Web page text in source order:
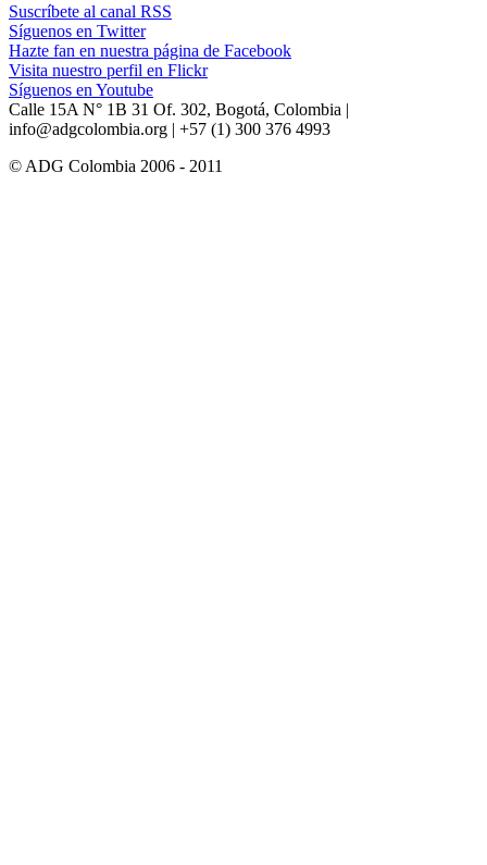
Suscríbete al canal RSS
Síguenos en Twitter
Hazte fan en nuestra página de Facebook
Visita nuestro perfil en Flickr
Síguenos en Youtube
Calle 15A N° 1B 31 Of. 302, Bogotá, Colombia |
info@adgcolombia.org | +57 (1) 300 376 4993
© ADG Colombia 2006 - 2011